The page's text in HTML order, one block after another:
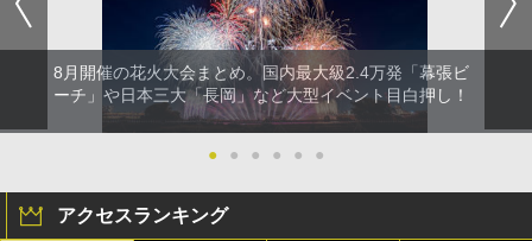
8月開催の花火大会まとめ。国内最大級2.4万発「幕張ビ
ーチ」や日本三大「長岡」など大型イベント目白押し！
● ● ● ● ● ●
アクセスランキング